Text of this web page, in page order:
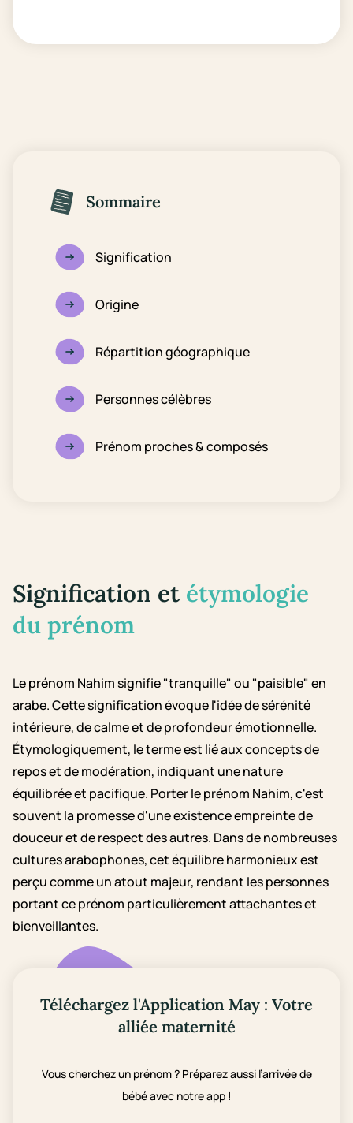
Sommaire
Signification
Origine
Répartition géographique
Personnes célèbres
Prénom proches & composés
Signification et étymologie
du prénom
Le prénom Nahim signifie "tranquille" ou "paisible" en
arabe. Cette signification évoque l'idée de sérénité
intérieure, de calme et de profondeur émotionnelle.
Étymologiquement, le terme est lié aux concepts de
repos et de modération, indiquant une nature
équilibrée et pacifique. Porter le prénom Nahim, c'est
souvent la promesse d'une existence empreinte de
douceur et de respect des autres. Dans de nombreuses
cultures arabophones, cet équilibre harmonieux est
perçu comme un atout majeur, rendant les personnes
portant ce prénom particulièrement attachantes et
bienveillantes.
Téléchargez l'Application May : Votre
alliée maternité
Vous cherchez un prénom ? Préparez aussi l’arrivée de
bébé avec notre app !